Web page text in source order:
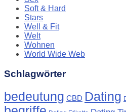
Soft & Hard
Stars
Well & Fit
Welt
Wohnen
World Wide Web
Schlagwörter
bedeutung CBD Dating